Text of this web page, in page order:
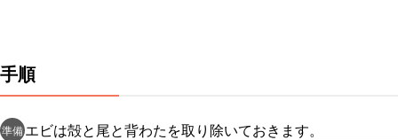
手順
準備エビは殻と尾と背わたを取り除いておきます。